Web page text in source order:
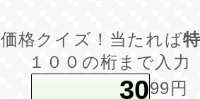
価格クイズ！当たれば
１００の桁まで入力
99円